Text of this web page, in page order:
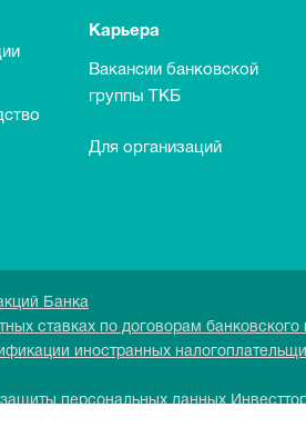
Карьера
Вакансии банковской
группы ТКБ
Для организаций
Банка
ставках по договорам
иностранных
персональных данных